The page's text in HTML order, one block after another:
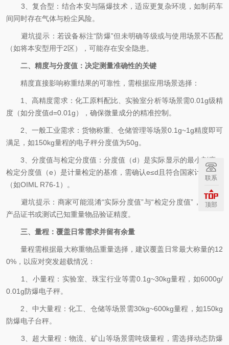
3、复合型：结合本安与隔爆技术，适应更复杂环境，如制药车
间同时存在气体与粉尘风险。
避坑提示： 若设备标注“防爆”但未明确等级或与使用场景不匹配
（如将本安型用于2区），可能存在安全隐患。
二、精度与分度值：决定测量准确性的关键
精度直接影响称重结果的可靠性，需根据应用场景选择：
1、高精度需求：化工原料配比、实验室分析等场景需0.01g级精
度（如分度值d=0.01g），确保微量成分的精准控制。
2、一般工业需求：货物称重、仓储管理等场景0.1g~1g精度即可
满足，如150kg量程的电子秤分度值为50g。
3、分度值与检定分度值：分度值（d）是实际显示的最小刻度，
检定分度值（e）是计量检定的基准，需确认e≤d且符合国家计量标准
（如OIML R76-1）。
避坑提示： 商家可能混淆“实际分度值”与“检定分度值”，需查看
产品证书或测试已知重量物品验证精度。
三、量程：覆盖日常需求并留有余量
量程需根据最大称重物品重量选择，建议覆盖日常最大称量的12
0%，以应对突发超载情况：
1、小量程：实验室、珠宝行业等需0.1g~30kg量程，如6000g/
0.01g防爆电子秤。
2、中大量程：化工、仓储等场景需30kg~600kg量程，如150kg
防爆电子台秤。
3、超大量程：物流、矿山等场景需吨级量程，需选择动态防爆
联系
顶部